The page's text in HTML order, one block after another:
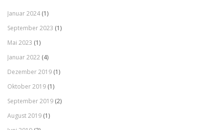
Januar 2024 (1)
September 2023 (1)
Mai 2023 (1)
Januar 2022 (4)
Dezember 2019 (1)
Oktober 2019 (1)
September 2019 (2)
August 2019 (1)